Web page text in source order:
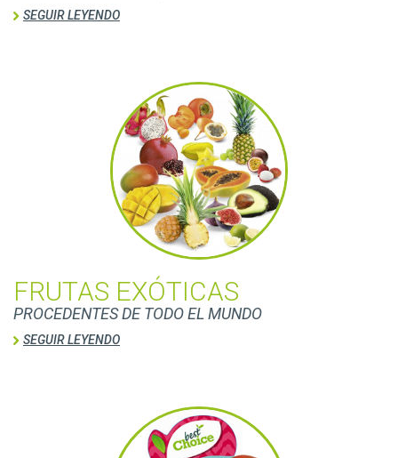
SEGUIR LEYENDO
FRUTAS EXÓTICAS
PROCEDENTES DE TODO EL MUNDO
SEGUIR LEYENDO